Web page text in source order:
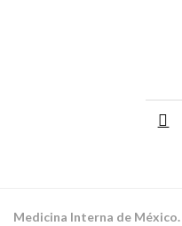
Medicina Interna de México.